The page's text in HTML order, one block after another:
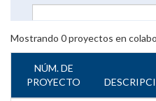
Mostrando 0proyectos en
NÚM. DE
PROYECTO